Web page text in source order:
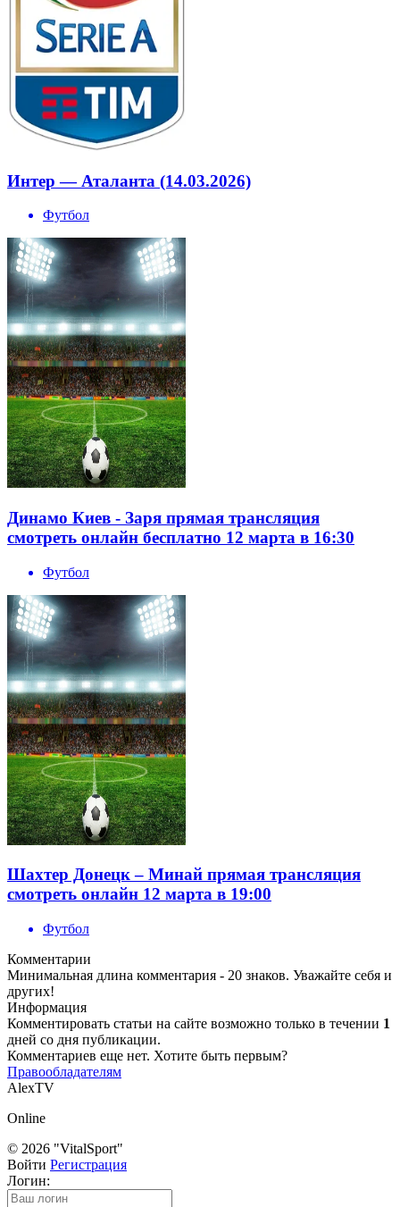
Интер — Аталанта (14.03.2026)
Футбол
Динамо Киев - Заря прямая трансляция
смотреть онлайн бесплатно 12 марта в 16:30
Футбол
Шахтер Донецк – Минай прямая трансляция
смотреть онлайн 12 марта в 19:00
Футбол
Комментарии
Минимальная длина комментария - 20 знаков. Уважайте себя и
других!
Информация
Комментировать статьи на сайте возможно только в течении 1
дней со дня публикации.
Комментариев еще нет. Хотите быть первым?
Правообладателям
AlexTV
Online
© 2026 "VitalSport"
Войти Регистрация
Логин: